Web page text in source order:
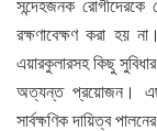
সন্দেহজনক
রক্ষণাবেক্ষণ করা হয়
এয়ারকুলারসহ কিছু
অত্যন্ত প্রয়োজন।
সার্বক্ষণিক দায়িত্ব